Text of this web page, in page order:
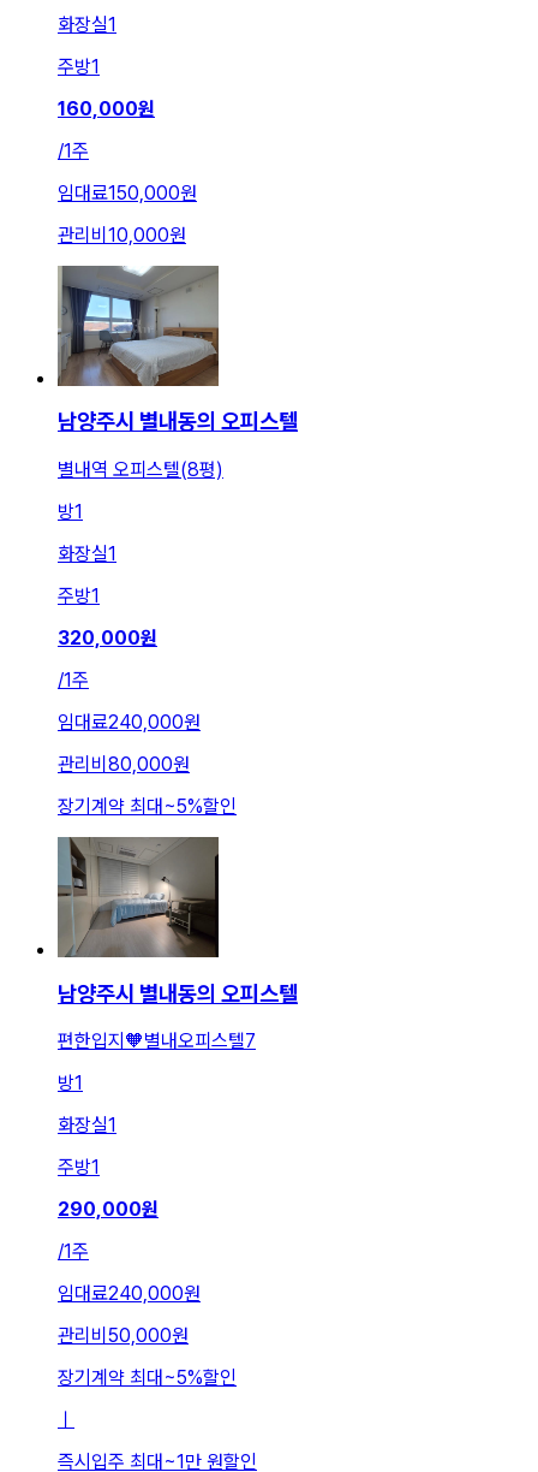
화장실1
주방1
160,000원
/1주
임대료150,000원
관리비 10,000원
남양주시 별내동의 오피스텔
별내역 오피스텔(8평)
방1
화장실1
주방1
320,000원
/1주
임대료240,000원
관리비 80,000원
장기계약 최대~5%할인
남양주시 별내동의 오피스텔
편한입지🧡별내오피스텔7
방1
화장실1
주방1
290,000원
/1주
임대료240,000원
관리비 50,000원
장기계약 최대 ~5%할인
즉시입주 최대 ~1만 원할인